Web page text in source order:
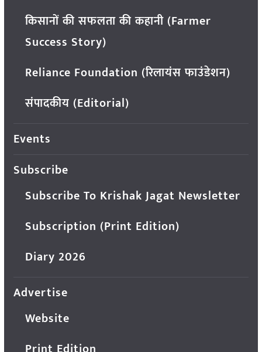
किसानों की सफलता की कहानी (Farmer
Success Story)
Reliance Foundation (रिलायंस फाउंडेशन)
संपादकीय (Editorial)
Events
Subscribe
Subscribe To Krishak Jagat Newsletter
Subscription (Print Edition)
Diary 2026
Advertise
Website